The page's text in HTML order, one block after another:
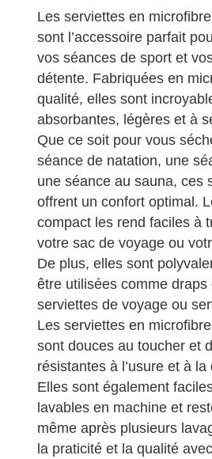
Les serviettes en
sont l’accessoire parfait
vos séances de sport et
détente. Fabriquées en
qualité, elles sont
absorbantes, légères et à
Que ce soit pour vous
séance de natation, une
une séance au sauna, ces
offrent un confort optimal.
compact les rend faciles à
votre sac de voyage ou
De plus, elles sont
être utilisées comme draps
serviettes de voyage ou
Les serviettes en
sont douces au toucher et
résistantes à l’usure et à
Elles sont également
lavables en machine et
même après plusieurs
la praticité et la qualité